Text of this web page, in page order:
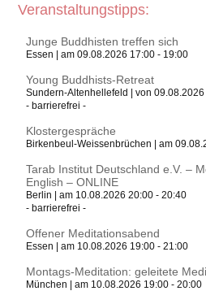
Veranstaltungstipps:
Junge Buddhisten treffen sich
Essen | am 09.08.2026 17:00 - 19:00
Young Buddhists-Retreat
Sundern-Altenhellefeld | von
- barrierefrei -
Klostergespräche
Birkenbeul-Weissenbrüchen | am
Tarab Institut Deutschland e.V. –
English – ONLINE
Berlin | am 10.08.2026 20:00 - 20:40
- barrierefrei -
Offener Meditationsabend
Essen | am 10.08.2026 19:00 - 21:00
Montags-Meditation: geleitete
München | am 10.08.2026 19:00 - 20:00